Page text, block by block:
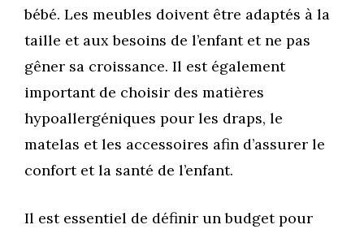
bébé. Les meubles doivent être adaptés à la
taille et aux besoins de l’enfant et ne pas
gêner sa croissance. Il est également
important de choisir des matières
hypoallergéniques pour les draps, le
matelas et les accessoires afin d’assurer le
confort et la santé de l’enfant.
Il est essentiel de définir un budget pour